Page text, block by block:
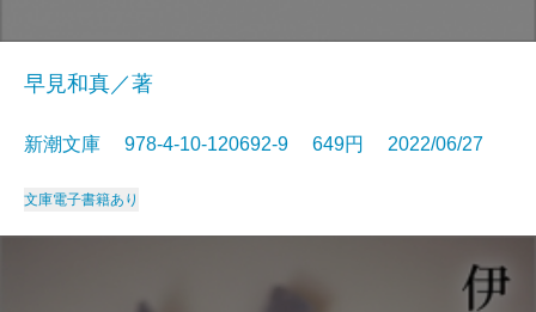
早見和真／著
新潮文庫 978-4-10-120692-9 649円 2022/06/27
文庫電子書籍あり